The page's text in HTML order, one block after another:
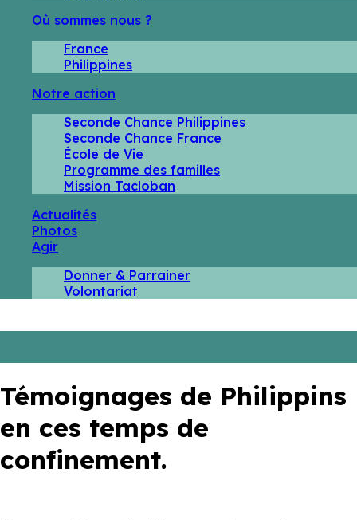
Où sommes nous ?
France
Philippines
Notre action
Seconde Chance Philippines
Seconde Chance France
École de Vie
Programme des familles
Mission Tacloban
Actualités
Photos
Agir
Donner & Parrainer
Volontariat
Témoignages de Philippins
en ces temps de
confinement.